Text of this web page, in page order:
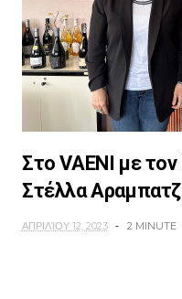
Στο VAENI με
Στέλλα
ΑΠΡΙΛΊΟΥ 12, 2023 2 MINUTE